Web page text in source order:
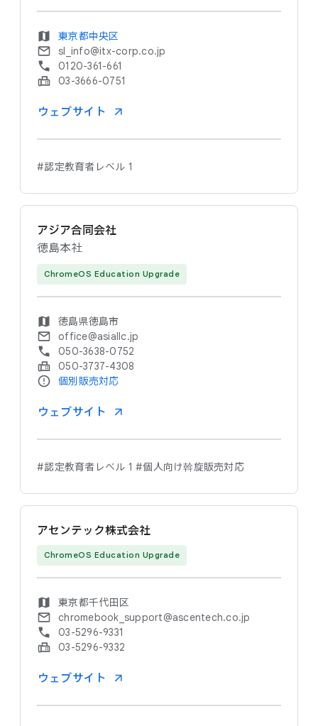
東京都中央区
sl_info@itx-corp.co.jp
0120-361-661
03-3666-0751
ウェブサイト
#認定教育者レベル 1
アジア合同会社
徳島本社
ChromeOS Education Upgrade
徳島県徳島市
office@asiallc.jp
050-3638-0752
050-3737-4308
個別販売対応
ウェブサイト
#認定教育者レベル 1 #個人向け斡旋販売対応
アセンテック株式会社
ChromeOS Education Upgrade
東京都千代田区
chromebook_support@ascentech.co.jp
03-5296-9331
03-5296-9332
ウェブサイト